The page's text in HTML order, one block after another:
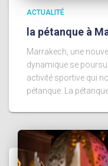
ACTUALITÉ
la pétanque à
Marrakech, une
dynamique se
activité sportive qui
pétanque. La